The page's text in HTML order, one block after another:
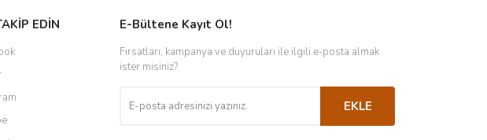
EDİN E-Bültene Kayıt Ol!
Fırsatları, kampanya ve duyuruları ile ilgili e-posta almak
ister misiniz?
EKLE